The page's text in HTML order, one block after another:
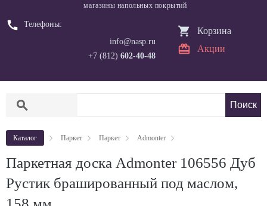
магазины напольных покрытий
call
Телефоны:
info@nasp.ru
+7 (812) 602-40-48
Корзина
Акции
search
Каталог Паркет Паркет Admonter
Паркетная доска Admonter 106556 Дуб
Рустик брашированный под маслом,